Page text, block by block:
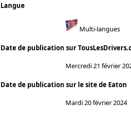
Langue
Multi-langues
Date de publication sur
Mercredi 21 février
Date de publication sur le site de Eaton
Mardi 20 février 2024